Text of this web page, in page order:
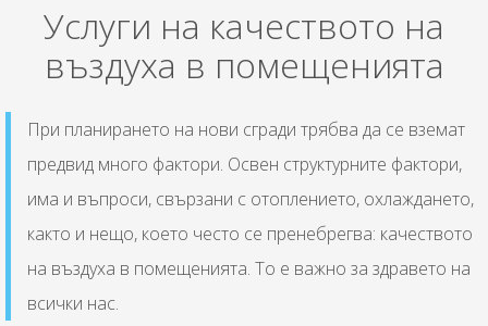
Услуги на качеството на
въздуха в помещенията
При планирането на нови сгради трябва да се вземат
предвид много фактори. Освен структурните фактори,
има и въпроси, свързани с отоплението, охлаждането,
както и нещо, което често се пренебрегва: качеството
на въздуха в помещенията. То е важно за здравето на
всички нас.